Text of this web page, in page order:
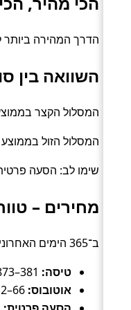
הדרך המהירה ביותר להגיע היא בהסעה
השוואה בין
המסלול הקצר בממוצע
המסלול הזול בממוצע
שימו לב: הסעה פרטית מהיר בכ־31 דק׳ אך יקר
מחירים –
ב־365 הימים האחרונים נרשמו מחירים (המרה לשקלים). להלן טווחים טיפוסיים לפי סוג:
טיסה:
אוטובוס: